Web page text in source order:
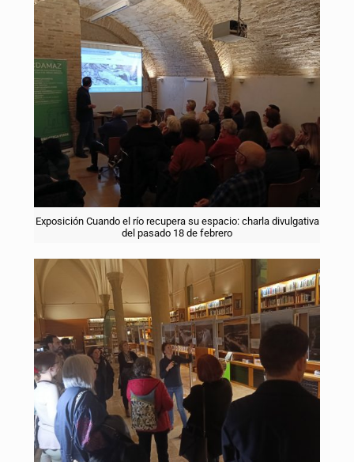
Exposición Cuando el río recupera su espacio: charla divulgativa
del pasado 18 de febrero